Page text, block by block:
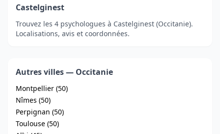
Castelginest
Trouvez les 4 psychologues à Castelginest (Occitanie).
Localisations, avis et coordonnées.
Autres villes — Occitanie
Montpellier (50)
Nîmes (50)
Perpignan (50)
Toulouse (50)